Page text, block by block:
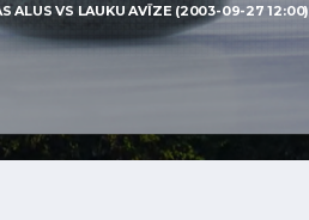
ALUS VS LAUKU AVĪZE (2003-09-27 12:00)